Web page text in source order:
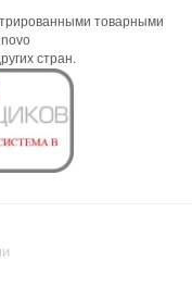
товарными
стран.